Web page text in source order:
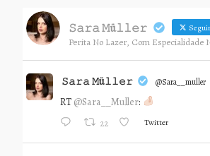
𝚂𝚊𝚛𝚊 𝙼ü𝚕𝚕𝚎𝚛 Seguir
Perita No Lazer, Com Especialidade
𝚂𝚊𝚛𝚊 𝙼ü𝚕𝚕𝚎𝚛 @sara__muller
RT @Sara__Muller:
22 Twitter